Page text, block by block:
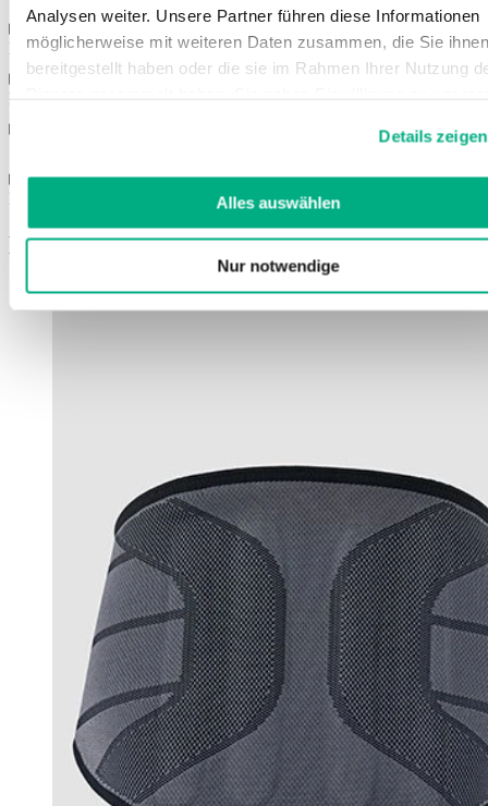
Analysen weiter. Unsere Partner führen diese Informationen
möglicherweise mit weiteren Daten zusammen, die Sie ihnen
bereitgestellt haben oder die sie im Rahmen Ihrer Nutzung
unsererDatenschutzerklärungundImpressum.
Details zeigen
Alles auswählen
Nur notwendige
Egenskaper
Färger
Bruksanvisning
Det här kan också intressera dig